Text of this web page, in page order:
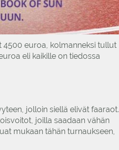
4500 euroa, kolmanneksi tullut
eli kaikille on tiedossa
jolloin siellä elivät faaraot.
joilla saadaan vähän
mukaan tähän turnaukseen,